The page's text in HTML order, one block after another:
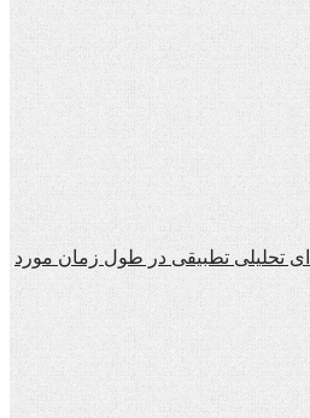
تحلیلی تطبیقی در طول زمان مورد